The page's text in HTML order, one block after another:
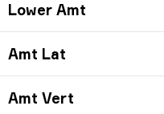
Lower Amt
Amt Lat
Amt Vert